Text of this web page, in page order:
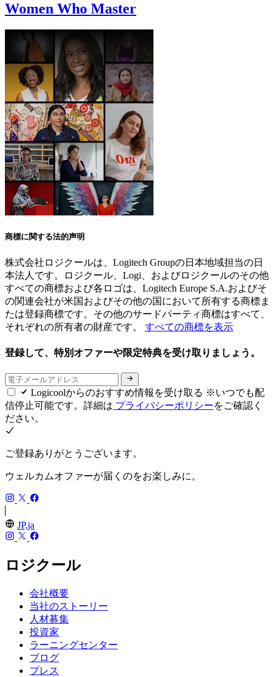
Women Who Master
商標に関する法的声明
株式会社ロジクールは、Logitech Groupの日本地域担当の日
本法人です。ロジクール、Logi、およびロジクールのその他
すべての商標および各ロゴは、Logitech Europe S.A.およびそ
の関連会社が米国およびその他の国において所有する商標ま
たは登録商標です。その他のサードパーティ商標はすべて、
それぞれの所有者の財産です。 すべての商標を表示
登録して、特別オファーや限定特典を受け取りましょう。
Logicoolからのおすすめ情報を受け取る ※いつでも配
信停止可能です。詳細は プライバシーポリシーをご確認く
ださい。
ご登録ありがとうございます。
ウェルカムオファーが届くのをお楽しみに。
JP,ja
ロジクール
会社概要
当社のストーリー
人材募集
投資家
ラーニングセンター
ブログ
プレス